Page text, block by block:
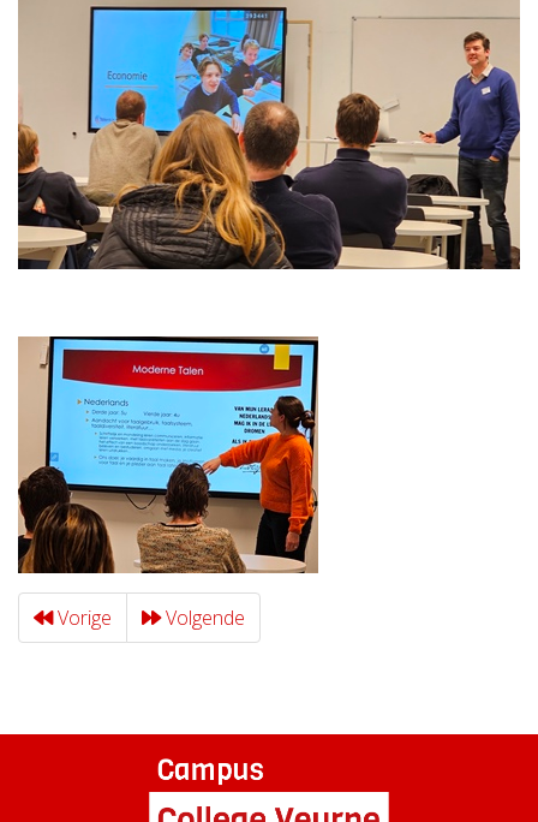
Vorige Volgende